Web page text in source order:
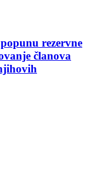
rezervne
članova